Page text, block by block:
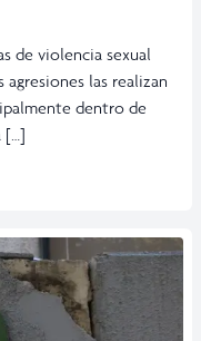
de violencia sexual
las realizan
dentro de
[…]